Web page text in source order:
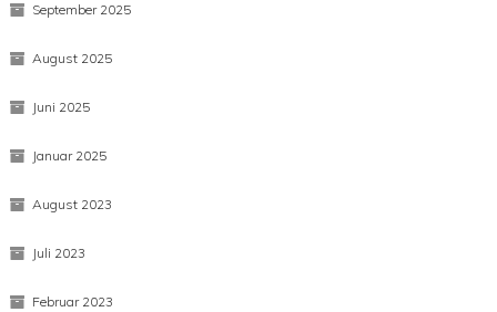
September 2025
August 2025
Juni 2025
Januar 2025
August 2023
Juli 2023
Februar 2023